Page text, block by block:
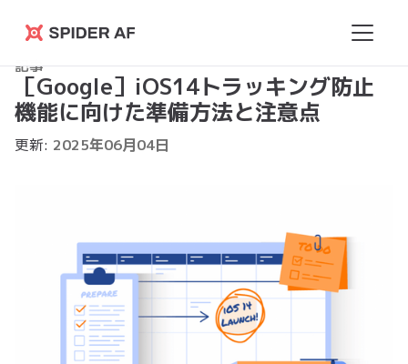
Spider
AF
記事
［Google］iOS14トラッキング防止
機能に向けた準備方法と注意点
更新: 2025年06月04日